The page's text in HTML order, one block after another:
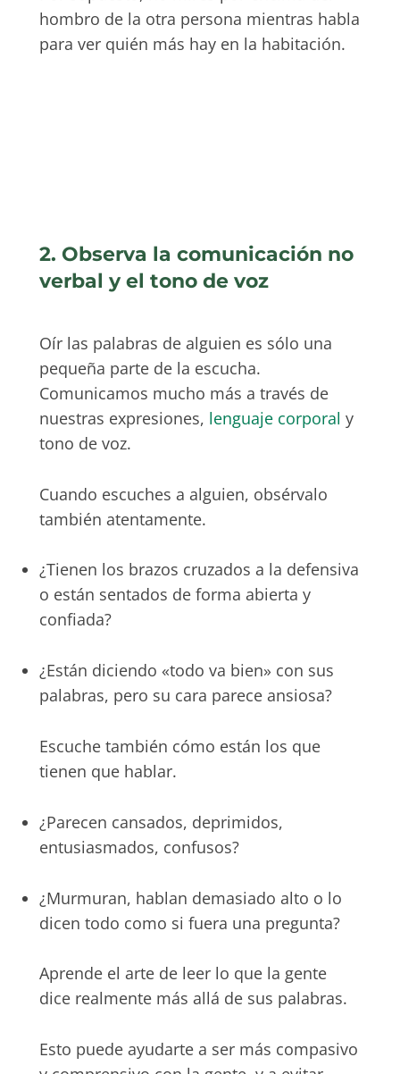
hombro de la otra persona mientras habla
para ver quién más hay en la habitación.
2. Observa la comunicación no
verbal y el tono de voz
Oír las palabras de alguien es sólo una
pequeña parte de la escucha.
Comunicamos mucho más a través de
nuestras expresiones, lenguaje corporal y
tono de voz.
Cuando escuches a alguien, obsérvalo
también atentamente.
¿Tienen los brazos cruzados a la defensiva
o están sentados de forma abierta y
confiada?
¿Están diciendo «todo va bien» con sus
palabras, pero su cara parece ansiosa?
Escuche también cómo están los que
tienen que hablar.
¿Parecen cansados, deprimidos,
entusiasmados, confusos?
¿Murmuran, hablan demasiado alto o lo
dicen todo como si fuera una pregunta?
Aprende el arte de leer lo que la gente
dice realmente más allá de sus palabras.
Esto puede ayudarte a ser más compasivo